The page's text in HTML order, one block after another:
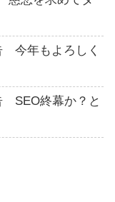
今年もよろしく
SEO終幕か？と